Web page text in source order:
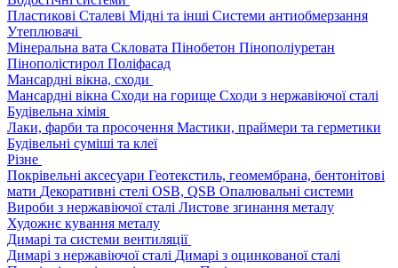
Пластикові Сталеві Мідні та інші Системи антиобмерзання
Утеплювачі
Мінеральна вата Скловата Пінобетон Пінополіуретан
Пінополістирол Поліфасад
Мансардні вікна, сходи
Мансардні вікна Сходи на горище Сходи з нержавіючої сталі
Будівельна хімія
Лаки, фарби та просочення Мастики, праймери та герметики
Будівельні суміші та клеї
Різне
Покрівельні аксесуари Геотекстиль, геомембрана, бентонітові
мати Декоративні стелі OSB, QSB Опалювальні системи
Вироби з нержавіючої сталі Листове згинання металу
Художнє кування металу
Димарі та системи вентиляції
Димарі з нержавіючої сталі Димарі з оцинкованої сталі